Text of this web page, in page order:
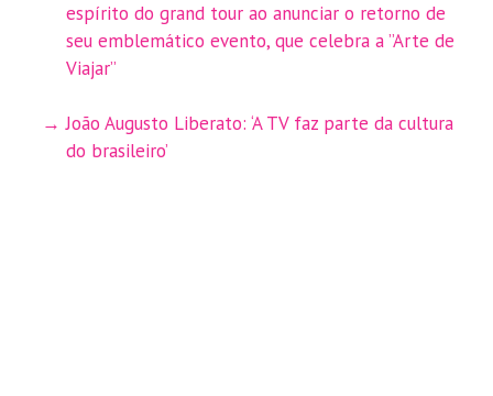
espírito do grand tour ao anunciar o retorno de
seu emblemático evento, que celebra a ”Arte de
Viajar”
João Augusto Liberato: ‘A TV faz parte da cultura
do brasileiro’